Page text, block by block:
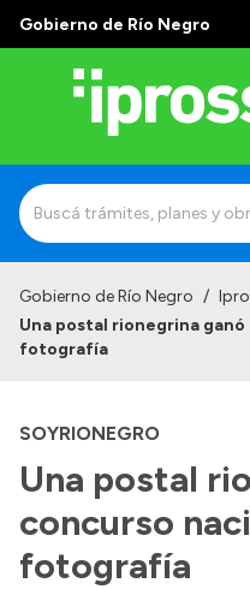
Gobierno de Río Negro
Institucional
Autoridades
Delegaciones
Consultorios Propios
Presentación CV
Gobierno de Río Negro /
Una postal rionegrina
fotografía
SOYRIONEGRO
Una postal
concurso
fotografía